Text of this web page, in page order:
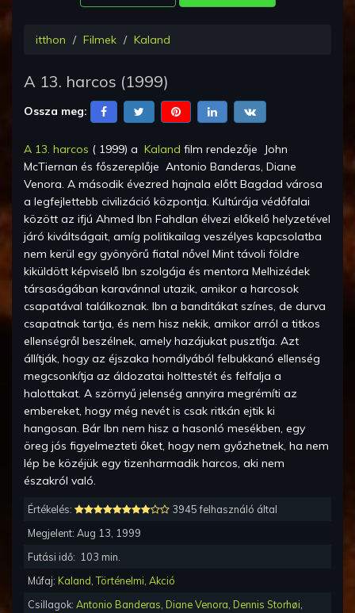
itthon Filmek Kaland
A 13. harcos (1999)
Ossza meg:
A 13. harcos ( 1999) a Kaland film rendezője
John
McTiernan és főszereplője Antonio Banderas, Diane
Venora. A második évezred hajnala előtt Bagdad városa
a legfejlettebb civilizáció központja. Kultúrája védőfalai
között az ifjú Ahmed Ibn Fahdlan élvezi előkelő helyzetével
járó kiváltságait, amíg politikailag veszélyes kapcsolatba
nem kerül egy gyönyörű fiatal nővel Mint távoli földre
kiküldött képviselő Ibn szolgája és mentora Melhizédek
társaságában karavánnal utazik, amikor a harcosok
csapatával találkoznak. Ibn a banditákat színes, de durva
csapatnak tartja, és nem hisz nekik, amikor arról a titkos
ellenségről beszélnek, amely hazájukat pusztítja. Azt
állítják, hogy az éjszaka homályából felbukkanó ellenség
megcsonkítja az áldozatai holttestét és felfalja a
halottakat. A szörnyű jelenség annyira megrémíti az
embereket, hogy még nevét is csak ritkán ejtik ki
hangosan. Bár Ibn nem hisz a hasonló mesékben, egy
öreg jós figyelmezteti őket, hogy nem győzhetnek, ha nem
lép be közéjük egy tizenharmadik harcos, aki nem
északról való.
Értékelés:
3945 felhasználó által
Megjelent: Aug 13, 1999
Futási idő: 103 min.
Műfaj: Kaland ,Történelmi Akció
Csillagok: Antonio Banderas Diane Venora Dennis Storhøi